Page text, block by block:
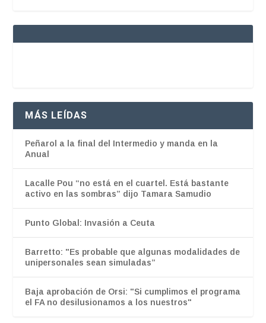
MÁS LEÍDAS
Peñarol a la final del Intermedio y manda en la
Anual
Lacalle Pou “no está en el cuartel. Está bastante
activo en las sombras” dijo Tamara Samudio
Punto Global: Invasión a Ceuta
Barretto: "Es probable que algunas modalidades de
unipersonales sean simuladas”
Baja aprobación de Orsi: "Si cumplimos el programa
el FA no desilusionamos a los nuestros"